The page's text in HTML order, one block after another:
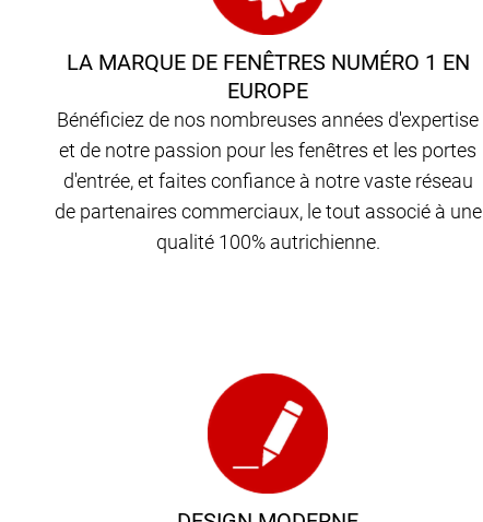
LA MARQUE DE FENÊTRES NUMÉRO 1 EN
EUROPE
Bénéficiez de nos nombreuses années d'expertise
et de notre passion pour les fenêtres et les portes
d'entrée, et faites confiance à notre vaste réseau
de partenaires commerciaux, le tout associé à une
qualité 100% autrichienne.